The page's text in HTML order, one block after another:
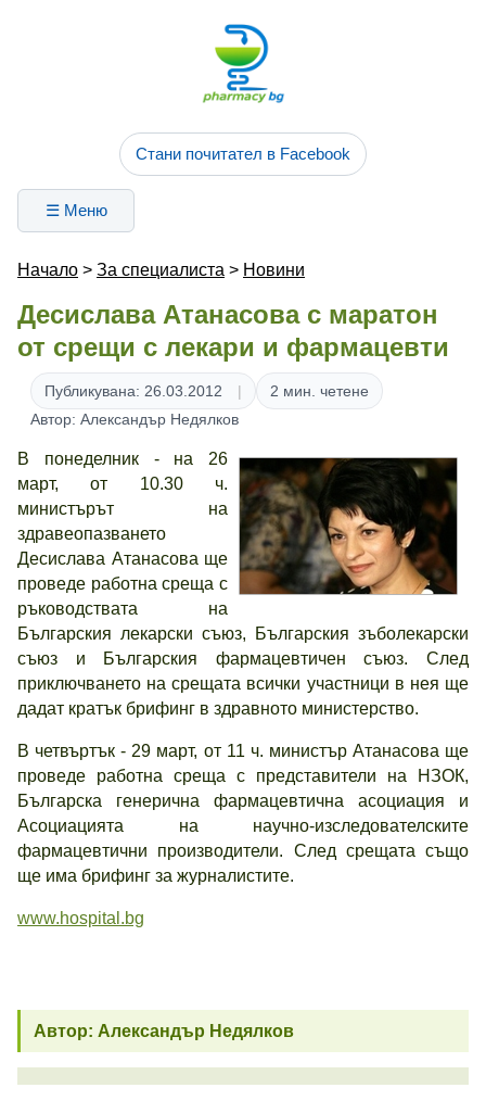
Стани почитател в Facebook
☰ Меню
Начало > За специалиста > Новини
Десислава Атанасова с маратон
от срещи с лекари и фармацевти
Публикувана: 26.03.2012
2 мин. четене
Автор: Александър Недялков
В понеделник - на 26
март, от 10.30 ч.
министърът на
здравеопазването
Десислава Атанасова ще
проведе работна среща с
ръководствата на
Българския лекарски съюз, Българския зъболекарски
съюз и Българския фармацевтичен съюз. След
приключването на срещата всички участници в нея ще
дадат кратък брифинг в здравното министерство.
В четвъртък - 29 март, от 11 ч. министър Атанасова ще
проведе работна среща с представители на НЗОК,
Българска генерична фармацевтична асоциация и
Асоциацията на научно-изследователските
фармацевтични производители. След срещата също
ще има брифинг за журналистите.
www.hospital.bg
Автор: Александър Недялков